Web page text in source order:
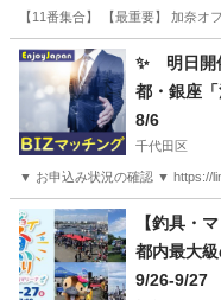
【11番集合】 【最重要】 加奈
東京 台東区 御徒町駅
✨ 明日開
都・銀座
8/6
千代田区
▼ お申込み状況の確認 ▼
東京 千代田区 その他
【釣具・
都内最大
魚まつり
9/26-9/27